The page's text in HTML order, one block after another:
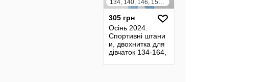
134, 140, 146, 152, 158, 164
305 грн
Осінь 2024.
Спортивні штани
и, двохнитка для
дівчаток 134-164,